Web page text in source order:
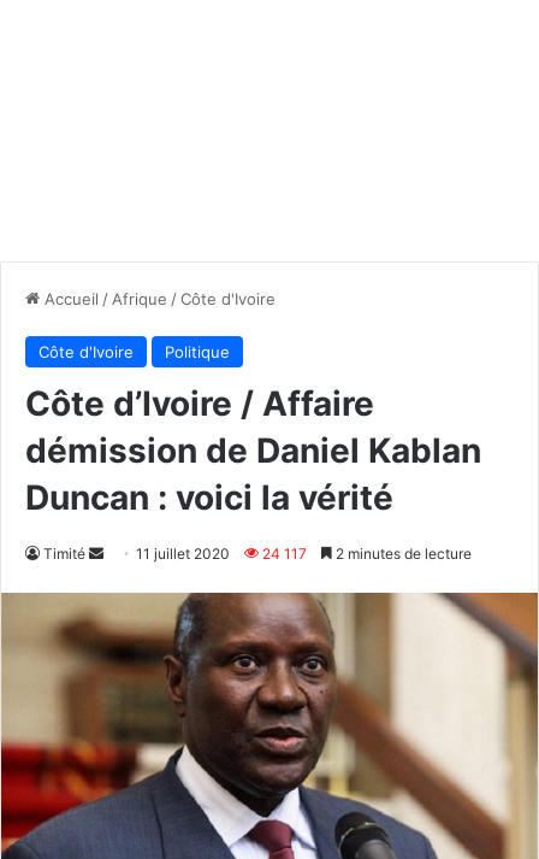
Accueil / Afrique /Côte d'Ivoire
Côte d'Ivoire Politique
Côte d’Ivoire / Affaire
démission de Daniel Kablan
Duncan : voici la vérité
Timité
Envoyer11 juillet 2020 24 117 2 minutes de lecture